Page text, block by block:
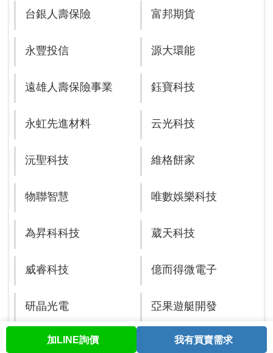
股票查詢 與我聯繫 會員中心
台銀人壽保險 富邦期貨
永豐投信 源大環能
遠雄人壽保險事業 鈺寶科技
永虹先進材料 云光科技
沅聖科技 維格餅家
物聯智慧 唯數娛樂科技
為昇科科技 葳天科技
威睿科技 億而得微電子
研晶光電 亞果遊艇開發
燁聯鋼鐵 因華生技製藥
加LINE詢價 我有買賣需求